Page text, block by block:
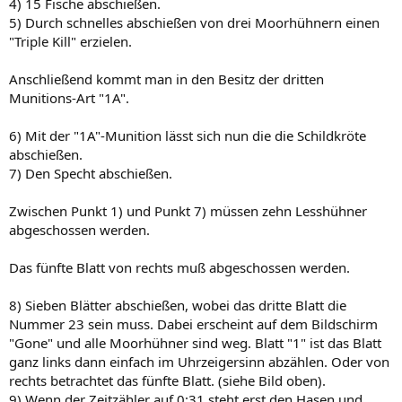
den Felsen (links oben) wird nun auch das Ruderboot versenkt.
Sofort 10-mal auf das Fischerboot schiessen bis es versinkt.
Bei 0:32 min. erst Hase dann Igel abknallen.
Wieder Hase, dann Igel, dann Hase erlegen.
Jetzt 7 Blätter am Baum für Time and more schiessen. (Blätter 12-15
Blätter 4-6)
Wieder Hase, Igel, Hase erlegen.
Den Heißluftballon in dem Moment abschiessen, wenn der
Flamme im Ballon.
Wieder Hase, Igel, Hase erlegen.
Nun nach rechts zum Haus und einmal drauf schiessen.
Das Geisterhuhn erlegen und wenn möglich die Polle für Moremun
Bei 0:32 min. wieder Hase, Igel, Hase erlegen.
Den Heißluftballon wieder in dem Moment abschiessen wo die
Flamme zu sehen ist.
Hase, Igel, Hase erlegen
Nun wieder nach rechts und die Polle für Moortime mitnehmen
Bei 0:32 min. wieder Hase, Igel, Hase erlegen.
5) Durch schnelles abschießen von drei Moorhühnern einen
"Triple Kill" erzielen.
Anschließend kommt man in den Besitz der dritten
Munitions-Art "1A".
6) Mit der "1A"-Munition lässt sich nun die die Schildkröte
abschießen.
7) Den Specht abschießen.
Zwischen Punkt 1) und Punkt 7) müssen zehn Lesshühner
abgeschossen werden.
Das fünfte Blatt von rechts muß abgeschossen werden.
8) Sieben Blätter abschießen, wobei das dritte Blatt die
Nummer 23 sein muss. Dabei erscheint auf dem Bildschirm
"Gone" und alle Moorhühner sind weg. Blatt "1" ist das Blatt
ganz links dann einfach im Uhrzeigersinn abzählen. Oder von
rechts betrachtet das fünfte Blatt. (siehe Bild oben).